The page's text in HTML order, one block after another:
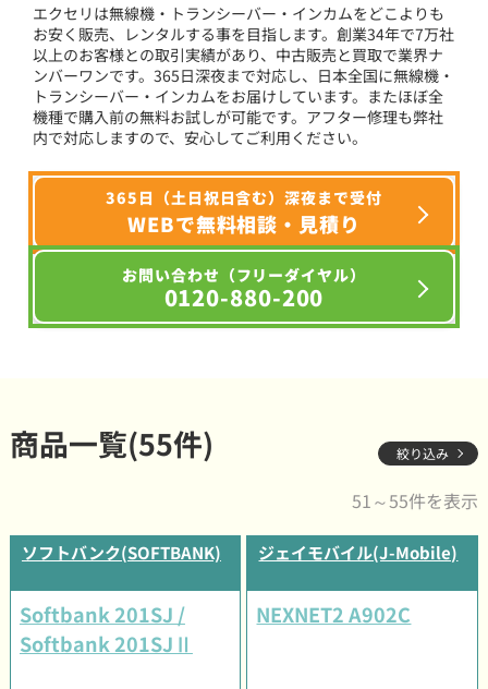
エクセリは無線機・トランシーバー・インカムをどこよりも
お安く販売、レンタルする事を目指します。創業34年で7万社
以上のお客様との取引実績があり、中古販売と買取で業界ナ
ンバーワンです。365日深夜まで対応し、日本全国に無線機・
トランシーバー・インカムをお届けしています。またほぼ全
機種で購入前の無料お試しが可能です。アフター修理も弊社
内で対応しますので、安心してご利用ください。
365日（土日祝日含む）深夜まで受付
WEBで無料相談・見積り
お問い合わせ（フリーダイヤル）
0120-880-200
商品一覧(55件) 絞り込み
51～55件を表示
ソフトバンク(SOFTBANK)
Softbank 201SJ /
Softbank 201SJⅡ
ジェイモバイル(J-Mobile)
NEXNET2 A902C